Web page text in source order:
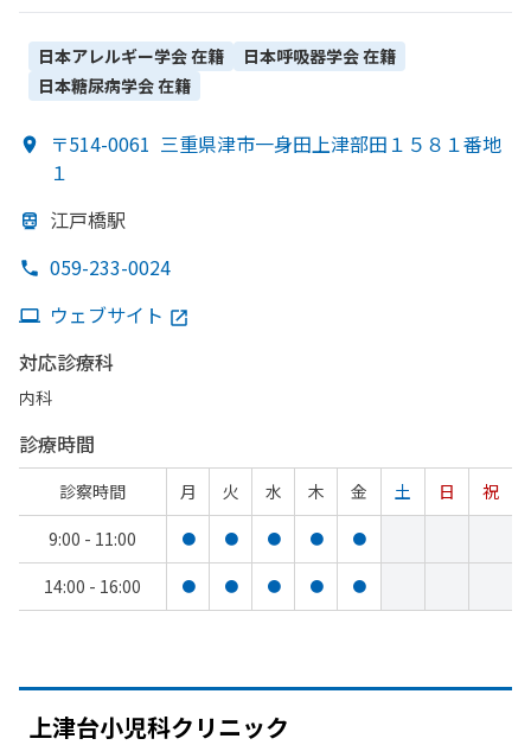
日本アレルギー学会在籍 日本呼吸器学会在籍
日本糖尿病学会在籍
〒514-0061 三重県津市一身田上津部田１５８１番地
１
江戸橋駅
059-233-0024
ウェブサイト
対応診療科
内科
診療時間
診察時間 月 火 水 木 金 土 日
祝
9:00 - 11:00
● ● ● ● ●
14:00 - 16:00 ● ● ● ● ●
上津台小児科クリニック